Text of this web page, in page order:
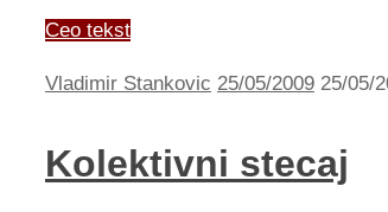
Ceo tekst
Vladimir Stankovic 25/05/2009 25/05/
Kolektivni stecaj